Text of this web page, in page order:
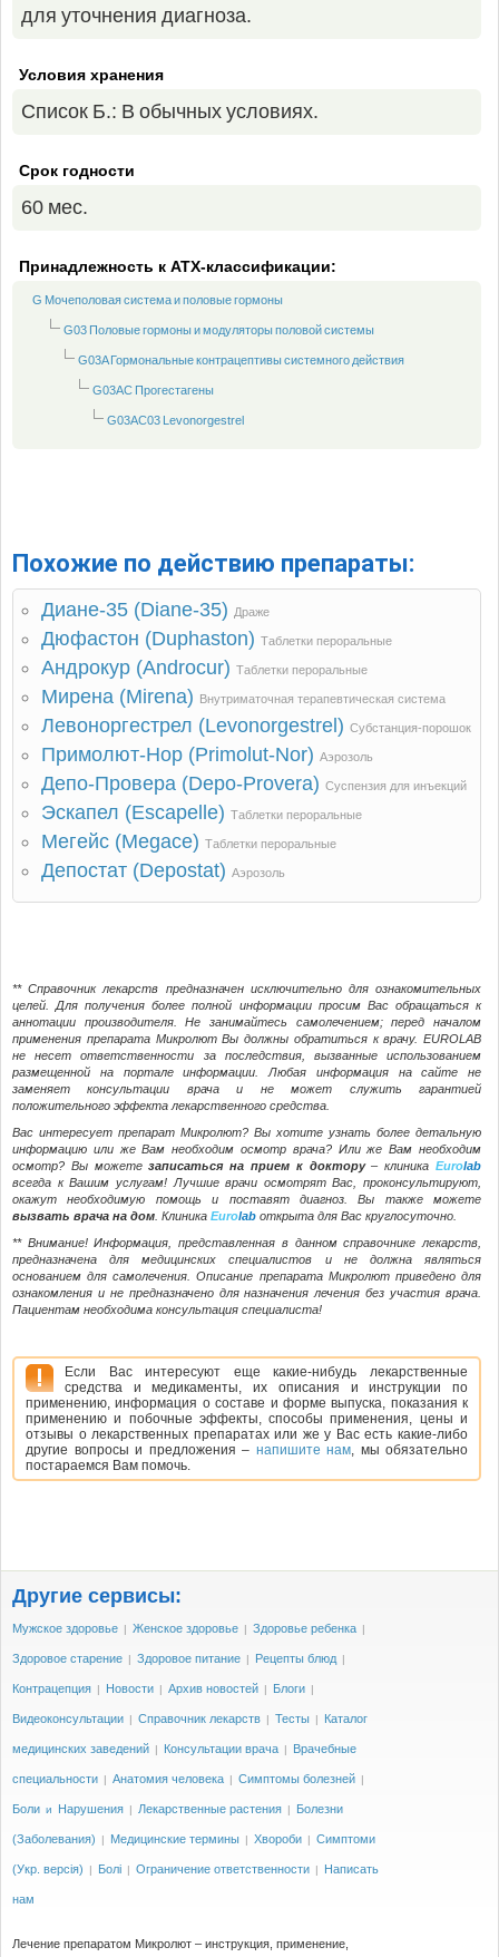
для уточнения диагноза.
Условия хранения
Список Б.: В обычных условиях.
Срок годности
60 мес.
Принадлежность к ATX-классификации:
G Mочеполовая система и половые гормоны
G03 Половые гормоны и модуляторы половой системы
G03A Гормональные контрацептивы системного действия
G03AC Прогестагены
G03AC03 Levonorgestrel
Похожие по действию препараты:
Диане-35 (Diane-35) Драже
Дюфастон (Duphaston) Таблетки пероральные
Андрокур (Androcur) Таблетки пероральные
Мирена (Mirena) Внутриматочная терапевтическая система
Левоноргестрел (Levonorgestrel) Субстанция-порошок
Примолют-Нор (Primolut-Nor) Аэрозоль
Депо-Провера (Depo-Provera) Суспензия для инъекций
Эскапел (Escapelle) Таблетки пероральные
Мегейс (Megace) Таблетки пероральные
Депостат (Depostat) Аэрозоль
** Справочник лекарств предназначен исключительно для ознакомительных
целей. Для получения более полной информации просим Вас обращаться к
аннотации производителя. Не занимайтесь самолечением; перед началом
применения препарата Микролют Вы должны обратиться к врачу. EUROLAB
не несет ответственности за последствия, вызванные использованием
размещенной на портале информации. Любая информация на сайте не
заменяет консультации врача и не может служить гарантией
положительного эффекта лекарственного средства.
Вас интересует препарат Микролют? Вы хотите узнать более детальную
информацию или же Вам необходим осмотр врача? Или же Вам необходим
осмотр? Вы можетезаписаться на прием к доктору– клиникаEurolab
всегда к Вашим услугам! Лучшие врачи осмотрят Вас, проконсультируют,
окажут необходимую помощь и поставят диагноз. Вы также можете
вызвать врача на дом . Клиника Eurolab открыта для Вас круглосуточно.
** Внимание! Информация, представленная в данном справочнике лекарств,
предназначена для медицинских специалистов и не должна являться
основанием для самолечения. Описание препарата Микролют приведено для
ознакомления и не предназначено для назначения лечения без участия врача.
Пациентам необходима консультация специалиста!
Если Вас интересуют еще какие-нибудь лекарственные
средства и медикаменты, их описания и инструкции по
применению, информация о составе и форме выпуска, показания к
применению и побочные эффекты, способы применения, цены и
отзывы о лекарственных препаратах или же у Вас есть какие-либо
другие вопросы и предложения – напишите нам, мы обязательно
постараемся Вам помочь.
Другие сервисы:
Мужское здоровье | Женское здоровье | Здоровье ребенка |
Здоровое старение | Здоровое питание | Рецепты блюд |
Контрацепция | Новости | Архив новостей | Блоги |
Видеоконсультации | Справочник лекарств | Тесты | Каталог
медицинских заведений | Консультации врача | Врачебные
специальности | Анатомия человека | Симптомы болезней |
Боли и Нарушения | Лекарственные растения | Болезни
(Заболевания) | Медицинские термины | Хвороби | Симптоми
(Укр. версія) | Болі | Ограничение ответственности | Написать
нам
Лечение препаратом Микролют – инструкция, применение,